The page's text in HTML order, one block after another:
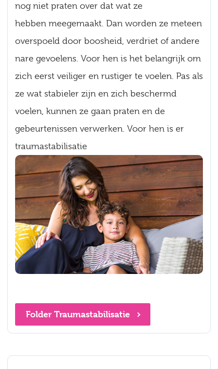
nog niet praten over dat wat ze
hebben meegemaakt. Dan worden ze meteen
overspoeld door boosheid, verdriet of andere
nare gevoelens. Voor hen is het belangrijk om
zich eerst veiliger en rustiger te voelen. Pas als
ze wat stabieler zijn en zich beschermd
voelen, kunnen ze gaan praten en de
gebeurtenissen verwerken. Voor hen is er
traumastabilisatie
Folder Traumastabilisatie